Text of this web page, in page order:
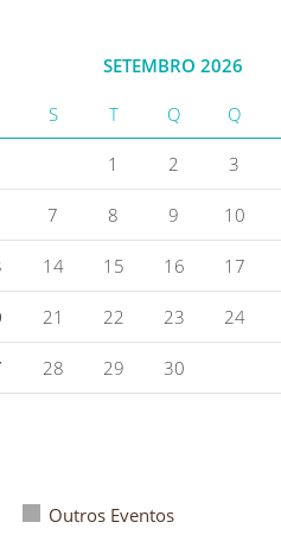
SETEMBRO 2026
S T Q Q
1 2 3
7 8 9 10
14 15 16 17
21 22 23 24
28 29 30
Outros Eventos